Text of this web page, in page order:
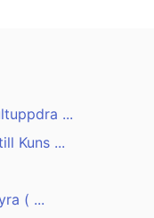
...
Kuns ...
( ...